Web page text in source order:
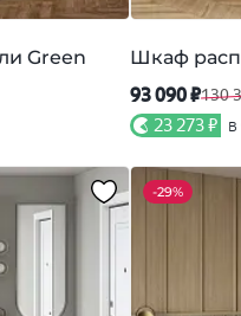
Green
Шкаф
93 090 ₽130
23 273 ₽
-29%